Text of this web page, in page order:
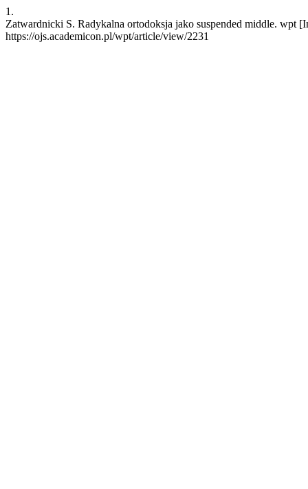
1.
Zatwardnicki S. Radykalna ortodoksja jako suspended middle. wpt
https://ojs.academicon.pl/wpt/article/view/2231